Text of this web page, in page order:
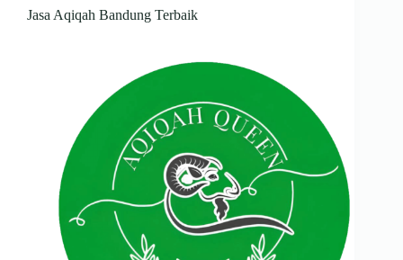
Jasa Aqiqah Bandung Terbaik